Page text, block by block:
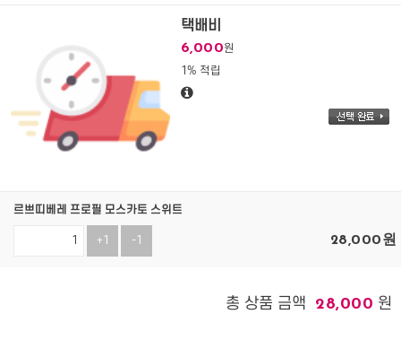
택배비
6,000원
1% 적립
르쁘띠베레 프로필 모스카토 스위트
+1 -1 28,000원
총 상품 금액 28,000 원